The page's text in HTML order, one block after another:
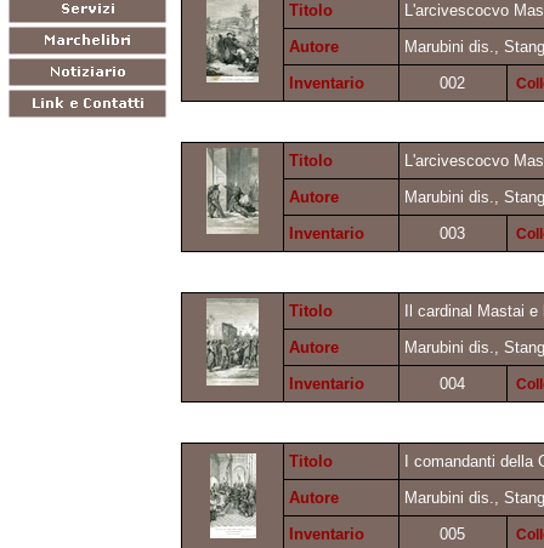
Titolo
L'arcivescocvo
Autore
Marubini dis.,
Inventario
002
Titolo
L'arcivescocvo
Autore
Marubini dis.,
Inventario
003
Titolo
Il cardinal Mastai
Autore
Marubini dis.,
Inventario
004
Titolo
I comandanti
Autore
Marubini dis.,
Inventario
005